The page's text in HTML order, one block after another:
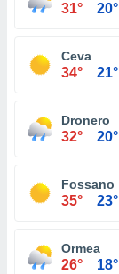
31° 20°
Ceva
34° 21°
Dronero
32° 20°
Fossano
35° 23°
Ormea
26° 18°